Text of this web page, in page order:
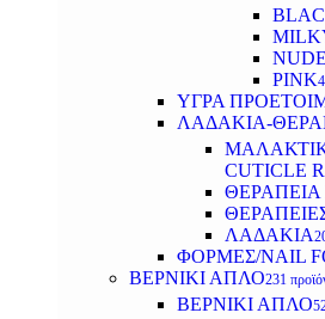
NUDE
PINK
ΥΓΡΑ
ΛΑΔΑΚΙΑ-
CUTICLE
ΛΑΔΑΚΙΑ
ΦΟΡΜΕΣ/NAIL
ΒΕΡΝΙΚΙ ΑΠΛΟ231
ΒΕΡΝΙΚΙ ΑΠΛΟ